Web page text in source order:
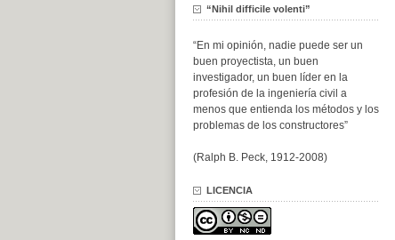
“Nihil difficile volenti”
“En mi opinión, nadie puede ser un
buen proyectista, un buen
investigador, un buen líder en la
profesión de la ingeniería civil a
menos que entienda los métodos y los
problemas de los constructores”
(Ralph B. Peck, 1912-2008)
LICENCIA